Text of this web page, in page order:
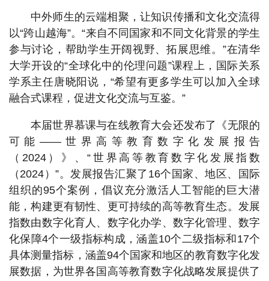
中外师生的云端相聚，让知识传播和文化交流得
以“跨山越海”。“来自不同国家和不同文化背景的学生
参与讨论，帮助学生开阔视野、拓展思维。”在清华
大学开设的“全球化中的伦理问题”课程上，国际关系
学系主任唐晓阳说，“希望有更多学生可以加入全球
融合式课程，促进文化交流与互鉴。”
本届世界慕课与在线教育大会还发布了《无限的
可能——世界高等教育数字化发展报告
（2024）》、“世界高等教育数字化发展指数
（2024）”。发展报告汇聚了16个国家、地区、国际
组织的95个案例，倡议充分激活人工智能的巨大潜
能，构建更有韧性、更可持续的高等教育生态。发展
指数由数字化育人、数字化办学、数字化管理、数字
化保障4个一级指标构成，涵盖10个二级指标和17个
具体测量指标，涵盖94个国家和地区的教育数字化发
展数据，为世界各国高等教育数字化战略发展提供了